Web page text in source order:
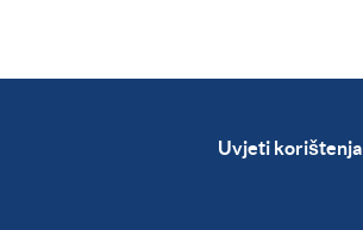
Uvjeti korištenja